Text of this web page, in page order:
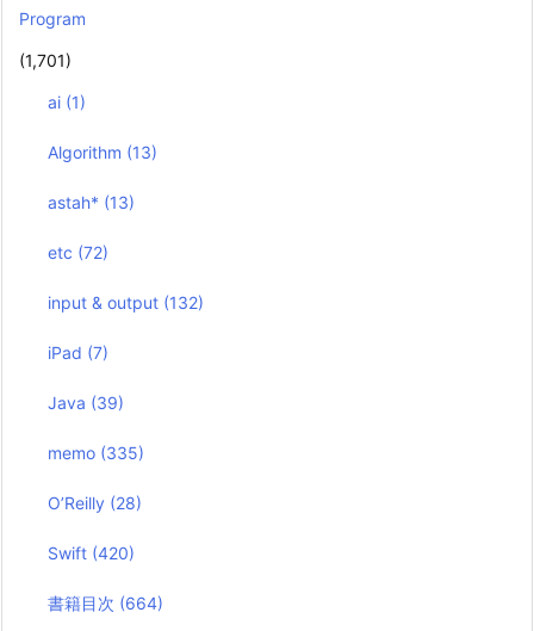
Program
(1,701)
ai (1)
Algorithm (13)
astah* (13)
etc (72)
input & output (132)
iPad (7)
Java (39)
memo (335)
O’Reilly (28)
Swift (420)
書籍目次 (664)